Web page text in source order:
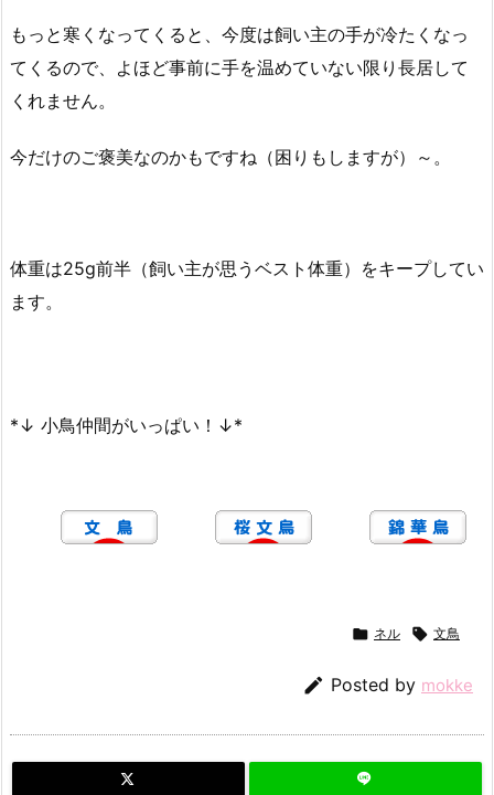
もっと寒くなってくると、今度は飼い主の手が冷たくなっ
てくるので、よほど事前に手を温めていない限り長居して
くれません。
今だけのご褒美なのかもですね（困りもしますが）～。
体重は25g前半（飼い主が思うベスト体重）をキープしてい
ます。
*↓ 小鳥仲間がいっぱい！↓*
 ネル  文鳥
 Posted by mokke